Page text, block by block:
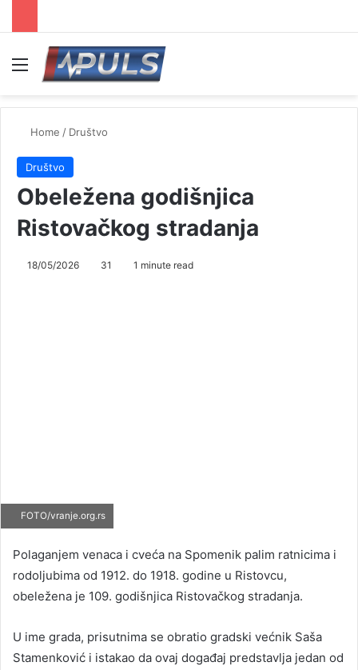
Menu
Home / Društvo
Društvo
Obeležena godišnjica
Ristovačkog stradanja
18/05/2026 31 1 minute read
FOTO/vranje.org.rs
Polaganjem venaca i cveća na Spomenik palim ratnicima i
rodoljubima od 1912. do 1918. godine u Ristovcu,
obeležena je 109. godišnjica Ristovačkog stradanja.
U ime grada, prisutnima se obratio gradski većnik Saša
Stamenković i istakao da ovaj događaj predstavlja jedan od